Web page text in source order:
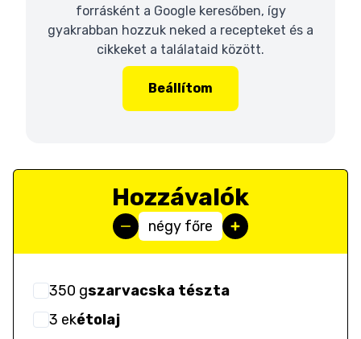
forrásként a Google keresőben, így
gyakrabban hozzuk neked a recepteket és a
cikkeket a találataid között.
Beállítom
Hozzávalók
négy főre
350 gszarvacska tészta
3 ekétolaj